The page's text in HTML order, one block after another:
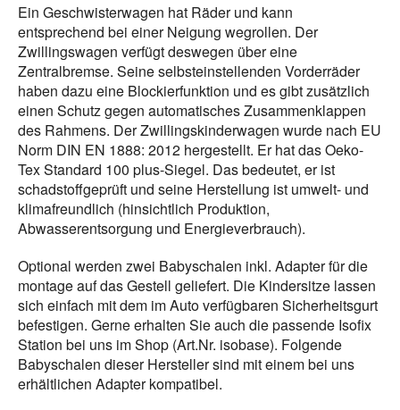
Ein Geschwisterwagen hat Räder und kann
entsprechend bei einer Neigung wegrollen. Der
Zwillingswagen verfügt deswegen über eine
Zentralbremse. Seine selbsteinstellenden Vorderräder
haben dazu eine Blockierfunktion und es gibt zusätzlich
einen Schutz gegen automatisches Zusammenklappen
des Rahmens. Der Zwillingskinderwagen wurde nach EU
Norm DIN EN 1888: 2012 hergestellt. Er hat das Oeko-
Tex Standard 100 plus-Siegel. Das bedeutet, er ist
schadstoffgeprüft und seine Herstellung ist umwelt- und
klimafreundlich (hinsichtlich Produktion,
Abwasserentsorgung und Energieverbrauch).
Optional werden zwei Babyschalen inkl. Adapter für die
montage auf das Gestell geliefert. Die Kindersitze lassen
sich einfach mit dem im Auto verfügbaren Sicherheitsgurt
befestigen. Gerne erhalten Sie auch die passende Isofix
Station bei uns im Shop (Art.Nr. isobase). Folgende
Babyschalen dieser Hersteller sind mit einem bei uns
erhältlichen Adapter kompatibel.